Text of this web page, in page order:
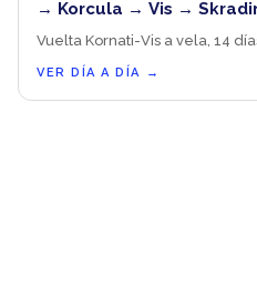
→ Korcula → Vis →
Vuelta Kornati-Vis a vela, 14
VER DÍA A DÍA →